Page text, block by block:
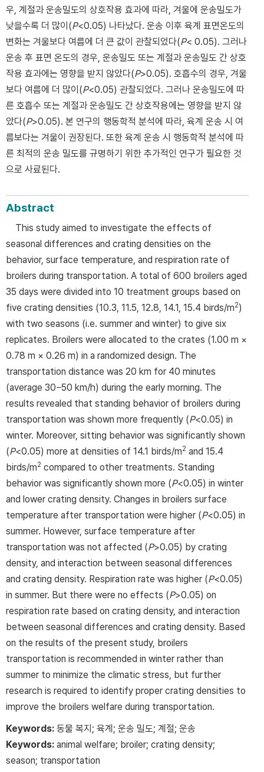
우, 계절과 운송밀도의 상호작용 효과에 따라, 겨울에 운송밀도가
낮을수록 더 많이(P<0.05) 나타났다. 운송 이후 육계 표면온도의
변화는 겨울보다 여름에 더 큰 값이 관찰되었다(P< 0.05). 그러나
운송 후 표면 온도의 경우, 운송밀도 또는 계절과 운송밀도 간 상호
작용 효과에는 영향을 받지 않았다(P>0.05). 호흡수의 경우, 겨울
보다 여름에 더 많이(P<0.05) 관찰되었다. 그러나 운송밀도에 따
른 호흡수 또는 계절과 운송밀도 간 상호작용에는 영향을 받지 않
았다(P>0.05). 본 연구의 행동학적 분석에 따라, 육계 운송 시 여
름보다는 겨울이 권장된다. 또한 육계 운송 시 행동학적 분석에 따
른 최적의 운송 밀도를 규명하기 위한 추가적인 연구가 필요한 것
으로 사료된다.
Abstract
This study aimed to investigate the effects of
seasonal differences and crating densities on the
behavior, surface temperature, and respiration rate of
broilers during transportation. A total of 600 broilers aged
35 days were divided into 10 treatment groups based on
five crating densities (10.3, 11.5, 12.8, 14.1, 15.4 birds/m2)
with two seasons (i.e. summer and winter) to give six
replicates. Broilers were allocated to the crates (1.00 m ×
0.78 m × 0.26 m) in a randomized design. The
transportation distance was 20 km for 40 minutes
(average 30−50 km/h) during the early morning. The
results revealed that standing behavior of broilers during
transportation was shown more frequently (P<0.05) in
winter. Moreover, sitting behavior was significantly shown
(P<0.05) more at densities of 14.1 birds/m2 and 15.4
birds/m2 compared to other treatments. Standing
behavior was significantly shown more (P<0.05) in winter
and lower crating density. Changes in broilers surface
temperature after transportation were higher (P<0.05) in
summer. However, surface temperature after
transportation was not affected (P>0.05) by crating
density, and interaction between seasonal differences
and crating density. Respiration rate was higher (P<0.05)
in summer. But there were no effects (P>0.05) on
respiration rate based on crating density, and interaction
between seasonal differences and crating density. Based
on the results of the present study, broilers
transportation is recommended in winter rather than
summer to minimize the climatic stress, but further
research is required to identify proper crating densities to
improve the broilers welfare during transportation.
Keywords: 동물 복지; 육계; 운송 밀도; 계절; 운송
Keywords: animal welfare; broiler; crating density;
season; transportation